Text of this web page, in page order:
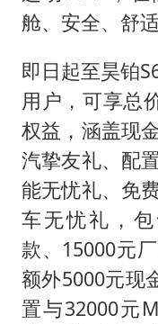
舱、安全、舒
即日起至昊铂
用户，可享总
权益，涵盖现
汽挚友礼、配
能无忧礼、免
车无忧礼，
款、15000元
额外5000元现
置与32000元